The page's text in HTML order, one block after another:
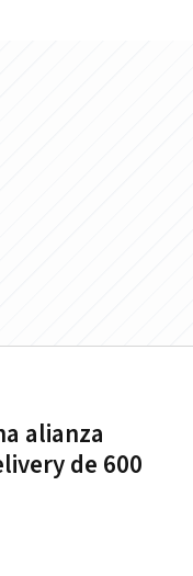
alianza
de 600